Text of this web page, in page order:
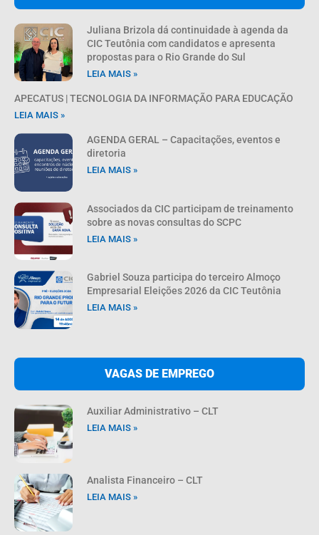
Juliana Brizola dá continuidade à agenda da
CIC Teutônia com candidatos e apresenta
propostas para o Rio Grande do Sul
LEIA MAIS »
APECATUS | TECNOLOGIA DA INFORMAÇÃO PARA EDUCAÇÃO
LEIA MAIS »
AGENDA GERAL – Capacitações, eventos e
diretoria
LEIA MAIS »
Associados da CIC participam de treinamento
sobre as novas consultas do SCPC
LEIA MAIS »
Gabriel Souza participa do terceiro Almoço
Empresarial Eleições 2026 da CIC Teutônia
LEIA MAIS »
VAGAS DE EMPREGO
Auxiliar Administrativo – CLT
LEIA MAIS »
Analista Financeiro – CLT
LEIA MAIS »